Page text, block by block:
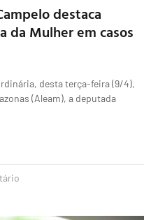
destaca
da Mulher em casos
desta terça-feira (9/4),
(Aleam), a deputada